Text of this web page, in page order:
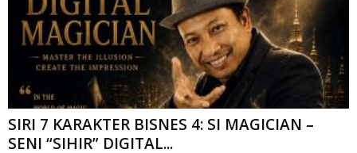
SIRI 7 KARAKTER BISNES 4: SI MAGICIAN –
SENI “SIHIR” DIGITAL...